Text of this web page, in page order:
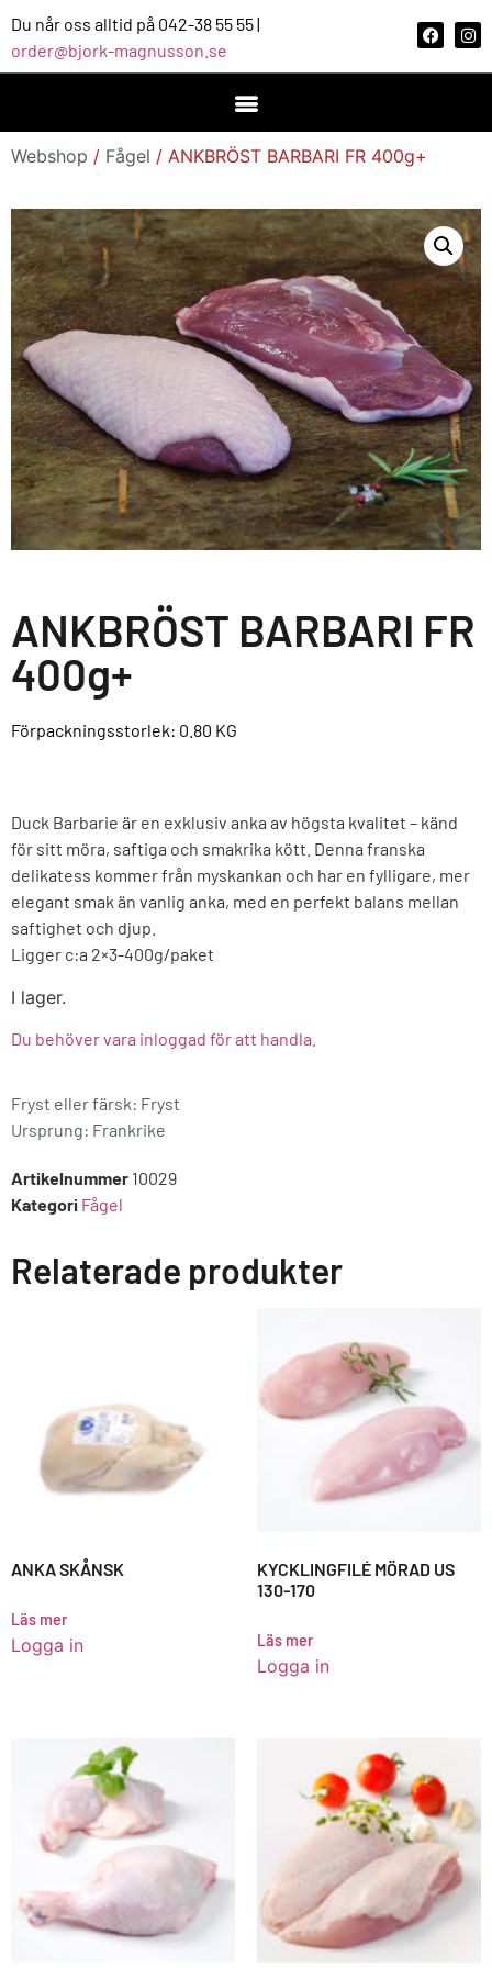
Du når oss alltid på 042-38 55 55 |
order@bjork-magnusson.se
Webshop / Fågel / ANKBRÖST BARBARI FR 400g+
ANKBRÖST BARBARI FR
400g+
Förpackningsstorlek: 0.80 KG
Duck Barbarie är en exklusiv anka av högsta kvalitet – känd
för sitt möra, saftiga och smakrika kött. Denna franska
delikatess kommer från myskankan och har en fylligare, mer
elegant smak än vanlig anka, med en perfekt balans mellan
saftighet och djup.
Ligger c:a 2×3-400g/paket
I lager.
Du behöver vara inloggad för att handla.
Fryst eller färsk: Fryst
Ursprung: Frankrike
Artikelnummer 10029
Kategori Fågel
Relaterade produkter
ANKA SKÅNSK
Läs mer
Logga in
KYCKLINGFILÉ MÖRAD US
130-170
Läs mer
Logga in